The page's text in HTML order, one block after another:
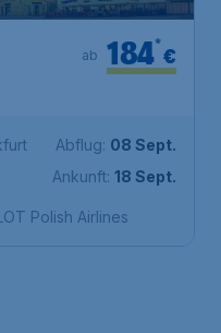
€
184*
ab
Abflug: 08 Sept.
Ankunft: 18 Sept.
Polish Airlines